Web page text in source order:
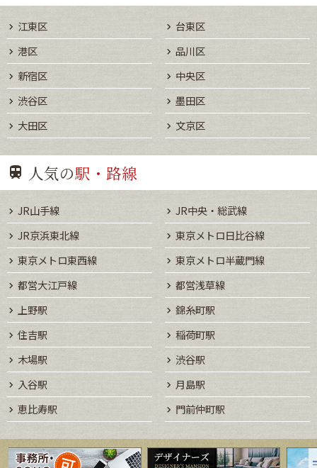
江東区
台東区
港区
品川区
新宿区
中央区
渋谷区
墨田区
大田区
文京区
人気の駅・路線
JR山手線
JR中央・総武線
JR京浜東北線
東京メトロ日比谷線
東京メトロ東西線
東京メトロ半蔵門線
都営大江戸線
都営浅草線
上野駅
錦糸町駅
住吉駅
稲荷町駅
木場駅
渋谷駅
入谷駅
月島駅
恵比寿駅
門前仲町駅